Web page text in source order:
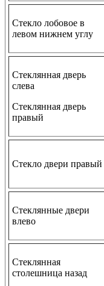
Стекло лобовое в
левом нижнем углу
Стеклянная дверь
слева
Стеклянная дверь
правый
Стекло двери правый
Стеклянные двери
влево
Стеклянная
столешница назад